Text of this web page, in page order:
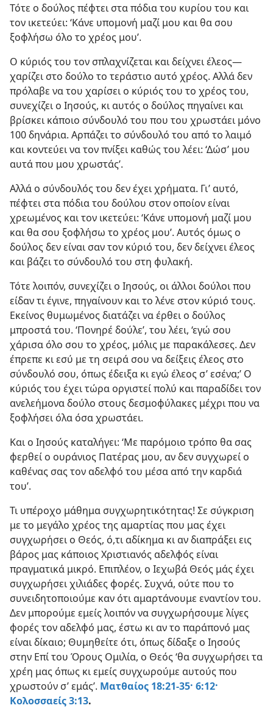
Τότε ο δούλος πέφτει στα πόδια του κυρίου του και
τον ικετεύει: ‘Κάνε υπομονή μαζί μου και θα σου
ξοφλήσω όλο το χρέος μου’.
Ο κύριός του τον σπλαχνίζεται και δείχνει έλεος—
χαρίζει στο δούλο το τεράστιο αυτό χρέος. Αλλά δεν
πρόλαβε να του χαρίσει ο κύριός του το χρέος του,
συνεχίζει ο Ιησούς, κι αυτός ο δούλος πηγαίνει και
βρίσκει κάποιο σύνδουλό του που του χρωστάει μόνο
100 δηνάρια. Αρπάζει το σύνδουλό του από το λαιμό
και κοντεύει να τον πνίξει καθώς του λέει: ‘Δώσ’ μου
αυτά που μου χρωστάς’.
Αλλά ο σύνδουλός του δεν έχει χρήματα. Γι’ αυτό,
πέφτει στα πόδια του δούλου στον οποίον είναι
χρεωμένος και τον ικετεύει: ‘Κάνε υπομονή μαζί μου
και θα σου ξοφλήσω το χρέος μου’. Αυτός όμως ο
δούλος δεν είναι σαν τον κύριό του, δεν δείχνει έλεος
και βάζει το σύνδουλό του στη φυλακή.
Τότε λοιπόν, συνεχίζει ο Ιησούς, οι άλλοι δούλοι που
είδαν τι έγινε, πηγαίνουν και το λένε στον κύριό τους.
Εκείνος θυμωμένος διατάζει να έρθει ο δούλος
μπροστά του. ‘Πονηρέ δούλε’, του λέει, ‘εγώ σου
χάρισα όλο σου το χρέος, μόλις με παρακάλεσες. Δεν
έπρεπε κι εσύ με τη σειρά σου να δείξεις έλεος στο
σύνδουλό σου, όπως έδειξα κι εγώ έλεος σ’ εσένα;’ Ο
κύριός του έχει τώρα οργιστεί πολύ και παραδίδει τον
ανελεήμονα δούλο στους δεσμοφύλακες μέχρι που να
ξοφλήσει όλα όσα χρωστάει.
Και ο Ιησούς καταλήγει: ‘Με παρόμοιο τρόπο θα σας
φερθεί ο ουράνιος Πατέρας μου, αν δεν συγχωρεί ο
καθένας σας τον αδελφό του μέσα από την καρδιά
του’.
Τι υπέροχο μάθημα συγχωρητικότητας! Σε σύγκριση
με το μεγάλο χρέος της αμαρτίας που μας έχει
συγχωρήσει ο Θεός, ό,τι αδίκημα κι αν διαπράξει εις
βάρος μας κάποιος Χριστιανός αδελφός είναι
πραγματικά μικρό. Επιπλέον, ο Ιεχωβά Θεός μάς έχει
συγχωρήσει χιλιάδες φορές. Συχνά, ούτε που το
συνειδητοποιούμε καν ότι αμαρτάνουμε εναντίον του.
Δεν μπορούμε εμείς λοιπόν να συγχωρήσουμε λίγες
φορές τον αδελφό μας, έστω κι αν το παράπονό μας
είναι δίκαιο; Θυμηθείτε ότι, όπως δίδαξε ο Ιησούς
στην Επί του Όρους Ομιλία, ο Θεός ‘θα συγχωρήσει τα
χρέη μας όπως κι εμείς συγχωρούμε αυτούς που
χρωστούν σ’ εμάς’. Ματθαίος 18:21-35· 6:12·
Κολοσσαείς 3:13.